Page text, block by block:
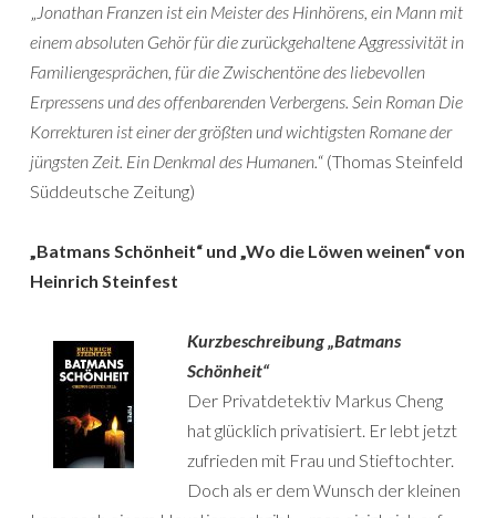
„ Jonathan Franzen ist ein Meister des Hinhörens, ein Mann mit
einem absoluten Gehör für die zurückgehaltene Aggressivität in
Familiengesprächen, für die Zwischentöne des liebevollen
Erpressens und des offenbarenden Verbergens. Sein Roman Die
Korrekturen ist einer der größten und wichtigsten Romane der
jüngsten Zeit. Ein Denkmal des Humanen.“ (Thomas Steinfeld
Süddeutsche Zeitung)
„Batmans Schönheit“ und „Wo die Löwen weinen“ von
Heinrich Steinfest
Kurzbeschreibung „Batmans
Schönheit“
Der Privatdetektiv Markus Cheng
hat glücklich privatisiert. Er lebt jetzt
zufrieden mit Frau und Stieftochter.
Doch als er dem Wunsch der kleinen